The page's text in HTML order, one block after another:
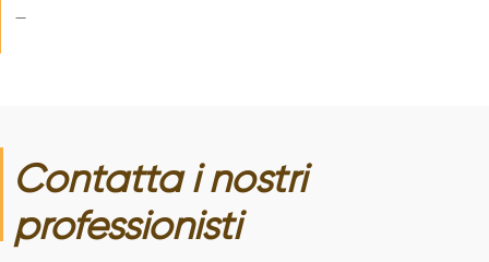
–
Contatta i nostri
professionisti